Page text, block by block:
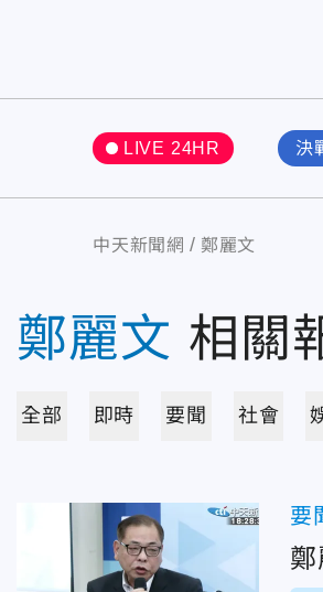
LIVE 24HR 決
中天新聞網 鄭麗文
鄭麗文 相關
全部 即時 要聞 社會
要